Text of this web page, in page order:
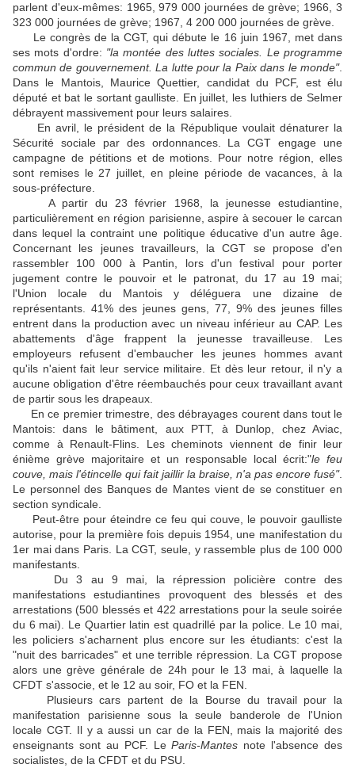
parlent d'eux-mêmes: 1965, 979 000 journées de grève; 1966, 3
323 000 journées de grève; 1967, 4 200 000 journées de grève.
Le congrès de la CGT, qui débute le 16 juin 1967, met dans
ses mots d'ordre: "la montée des luttes sociales. Le programme
commun de gouvernement. La lutte pour la Paix dans le monde".
Dans le Mantois, Maurice Quettier, candidat du PCF, est élu
député et bat le sortant gaulliste. En juillet, les luthiers de Selmer
débrayent massivement pour leurs salaires.
En avril, le président de la République voulait dénaturer la
Sécurité sociale par des ordonnances. La CGT engage une
campagne de pétitions et de motions. Pour notre région, elles
sont remises le 27 juillet, en pleine période de vacances, à la
sous-préfecture.
A partir du 23 février 1968, la jeunesse estudiantine,
particulièrement en région parisienne, aspire à secouer le carcan
dans lequel la contraint une politique éducative d'un autre âge.
Concernant les jeunes travailleurs, la CGT se propose d'en
rassembler 100 000 à Pantin, lors d'un festival pour porter
jugement contre le pouvoir et le patronat, du 17 au 19 mai;
l'Union locale du Mantois y déléguera une dizaine de
représentants. 41% des jeunes gens, 77, 9% des jeunes filles
entrent dans la production avec un niveau inférieur au CAP. Les
abattements d'âge frappent la jeunesse travailleuse. Les
employeurs refusent d'embaucher les jeunes hommes avant
qu'ils n'aient fait leur service militaire. Et dès leur retour, il n'y a
aucune obligation d'être réembauchés pour ceux travaillant avant
de partir sous les drapeaux.
En ce premier trimestre, des débrayages courent dans tout le
Mantois: dans le bâtiment, aux PTT, à Dunlop, chez Aviac,
comme à Renault-Flins. Les cheminots viennent de finir leur
énième grève majoritaire et un responsable local écrit:"le feu
couve, mais l'étincelle qui fait jaillir la braise, n'a pas encore fusé".
Le personnel des Banques de Mantes vient de se constituer en
section syndicale.
Peut-être pour éteindre ce feu qui couve, le pouvoir gaulliste
autorise, pour la première fois depuis 1954, une manifestation du
1er mai dans Paris. La CGT, seule, y rassemble plus de 100 000
manifestants.
Du 3 au 9 mai, la répression policière contre des
manifestations estudiantines provoquent des blessés et des
arrestations (500 blessés et 422 arrestations pour la seule soirée
du 6 mai). Le Quartier latin est quadrillé par la police. Le 10 mai,
les policiers s'acharnent plus encore sur les étudiants: c'est la
"nuit des barricades" et une terrible répression. La CGT propose
alors une grève générale de 24h pour le 13 mai, à laquelle la
CFDT s'associe, et le 12 au soir, FO et la FEN.
Plusieurs cars partent de la Bourse du travail pour la
manifestation parisienne sous la seule banderole de l'Union
locale CGT. Il y a aussi un car de la FEN, mais la majorité des
enseignants sont au PCF. LeParis-Mantes note l'absence des
socialistes, de la CFDT et du PSU.